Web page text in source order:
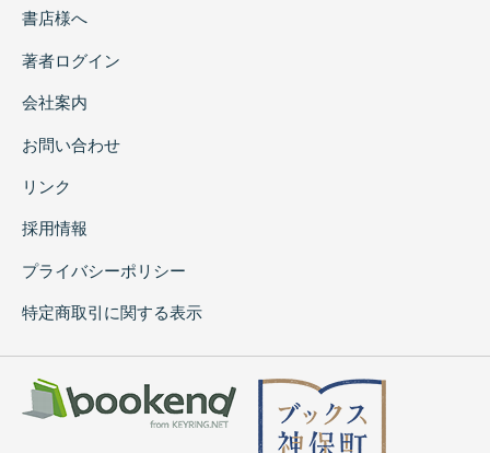
書店様へ
著者ログイン
会社案内
お問い合わせ
リンク
採用情報
プライバシーポリシー
特定商取引に関する表示